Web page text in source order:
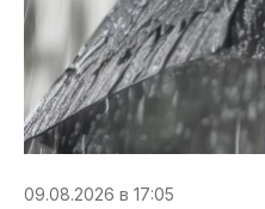
09.08.2026 в 17:05